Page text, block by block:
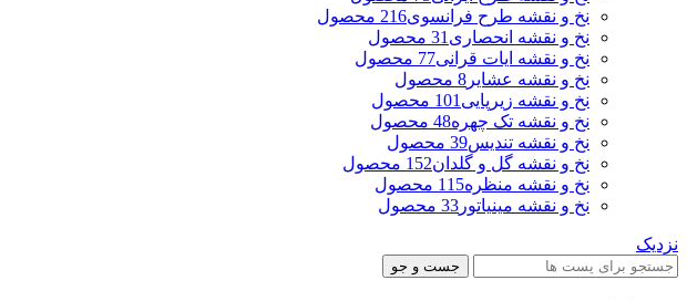
نخ و نقشه طرح فرانسوی216 محصول
نخ و نقشه انحصاری 31 محصول
نخ و نقشه ایات قرانی77 محصول
نخ و نقشه عشایر 8 محصول
نخ و نقشه زیرپایی 101 محصول
نخ و نقشه تک چهره48 محصول
نخ و نقشه تندیس39 محصول
نخ و نقشه گل و گلدان152 محصول
نخ و نقشه منظره115 محصول
نخ و نقشه مینیاتور 33 محصول
نزدیک
جست و جو